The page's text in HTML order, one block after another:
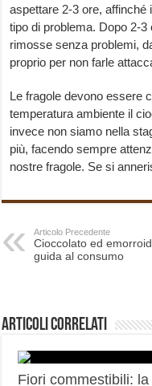
aspettare 2-3 ore,
tipo di problema. Dopo 2-
rimosse senza problemi,
proprio per non farle
Le fragole devono essere
temperatura ambiente il
invece non siamo nella
più, facendo sempre
nostre fragole. Se si
Articolo Precedente
Cioccolato ed
guida al consumo
Articoli correlati
Fiori commestibili: